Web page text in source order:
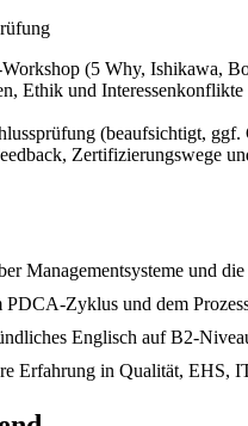
Workshop (5 Why, Ishikawa,
Ethik und Interessenkonflikte
(beaufsichtigt,
Zertifizierungswege
Managementsysteme und
PDCA-Zyklus und dem
Englisch auf B2-
Erfahrung in Qualität, EHS,